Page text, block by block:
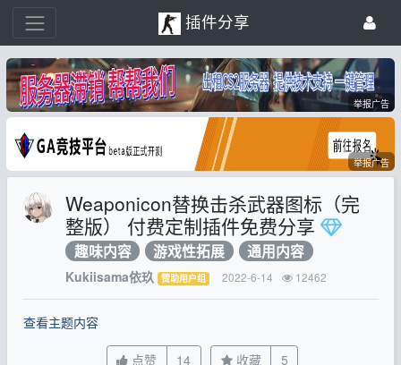
插件分享
举报广告
举报广告
Weaponicon替换击杀武器图标（完
整版） 付费定制插件免费分享
趣味内容 游戏性拓展 通用内容
Kukiisama依玖 赞助用户组 2022-6-14 12462
查看主题内容
点赞 14 收藏 5